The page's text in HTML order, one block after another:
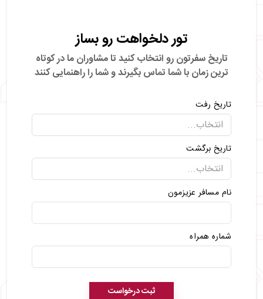
تور دلخواهت رو بساز
تاریخ سفرتون رو انتخاب کنید تا مشاوران ما در کوتاه
ترین زمان با شما تماس بگیرندو شما را راهنمایی کنند
تاریخ رفت
تاریخ برگشت
نام مسافر عزیزمون
شماره همراه
ثبت درخواست